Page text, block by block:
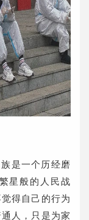
是一个历经磨
星般的人民战
得自己的行为
人，只是为家